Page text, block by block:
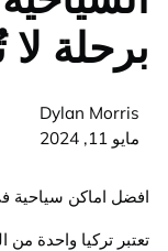
برحلة
Dylan Morris
مايو 11, 2024
افضل اماكن سياحية
تعتبر تركيا واحدة من